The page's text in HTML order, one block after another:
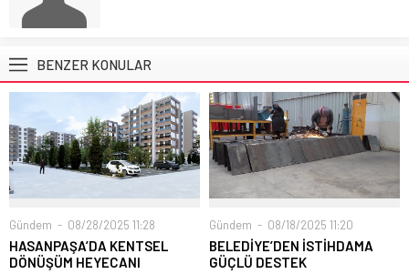
BENZER KONULAR
Gündem 08/28/2025 11:28
HASANPAŞA’DA KENTSEL
DÖNÜŞÜM HEYECANI
Gündem 08/18/2025 11:20
BELEDİYE’DEN İSTİHDAMA
GÜÇLÜ DESTEK